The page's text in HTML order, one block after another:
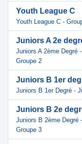
Youth League C
Youth League C -
Juniors A 2e
Juniors A 2ème Degré
Groupe 2
Juniors B 1er
Juniors B 1er Degré -
Juniors B 2e
Juniors B 2ème Degré
Groupe 3